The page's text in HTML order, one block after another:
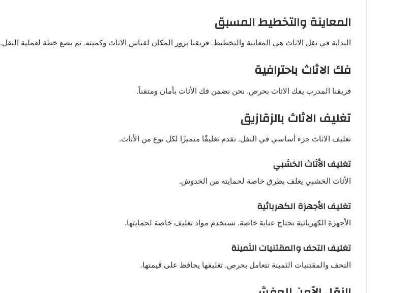
المعاينة والتخطيط المسبق
البداية في نقل الاثاث هي المعاينة والتخطيط. فريقنا يزور المكان لقياس الاثاث وكميته. ثم يضع خطة لعملية النقل.
فك الاثاث باحترافية
فريقنا المدرب يفك الاثاث بحرص. نحن نضمن فك الأثاث بأمان ومتقناً.
تغليف الاثاث بالزقازيق
تغليف الاثاث جزء أساسي في النقل. نقدم تغليفًا متميزًا لكل نوع من الأثاث.
تغليف الأثاث الخشبي
الأثاث الخشبي يغلف بطرق خاصة لحمايته من الخدوش.
تغليف الأجهزة الكهربائية
الأجهزة الكهربائية تحتاج عناية خاصة. نستخدم مواد تغليف خاصة لحمايتها.
تغليف التحف والمقتنيات الثمينة
التحف والمقتنيات الثمينة تتعامل بحرص. تغليفها يحافظ على قيمتها.